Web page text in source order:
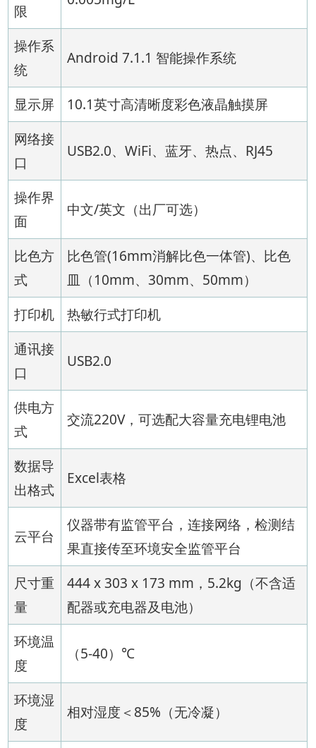
限
操作系
统
Android 7.1.1 智能操作系统
显示屏
10.1英寸高清晰度彩色液晶触摸屏
网络接
口
USB2.0、WiFi、蓝牙、热点、RJ45
操作界
面
中文/英文（出厂可选）
比色方
式
比色管(16mm消解比色一体管)、比色
皿（10mm、30mm、50mm）
打印机
热敏行式打印机
通讯接
口
USB2.0
供电方
式
交流220V，可选配大容量充电锂电池
数据导
出格式
Excel表格
云平台
仪器带有监管平台，连接网络，检测结
果直接传至环境安全监管平台
尺寸重
量
444 x 303 x 173 mm，5.2kg（不含适
配器或充电器及电池）
环境温
度
（5-40）℃
环境湿
度
相对湿度＜85%（无冷凝）